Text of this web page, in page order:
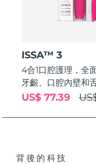
ISSA™ 3
4合1口腔護理，全
牙齦、口腔內壁和
US$ 77.39
背後的科技